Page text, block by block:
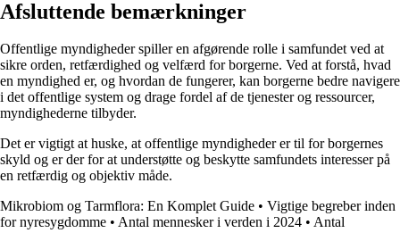
Afsluttende bemærkninger
Offentlige myndigheder spiller en afgørende rolle i samfundet ved at
sikre orden, retfærdighed og velfærd for borgerne. Ved at forstå, hvad
en myndighed er, og hvordan de fungerer, kan borgerne bedre navigere
i det offentlige system og drage fordel af de tjenester og ressourcer,
myndighederne tilbyder.
Det er vigtigt at huske, at offentlige myndigheder er til for borgernes
skyld og er der for at understøtte og beskytte samfundets interesser på
en retfærdig og objektiv måde.
Mikrobiom og Tarmflora: En Komplet Guide • Vigtige begreber inden
for nyresygdomme • Antal mennesker i verden i 2024 • Antal